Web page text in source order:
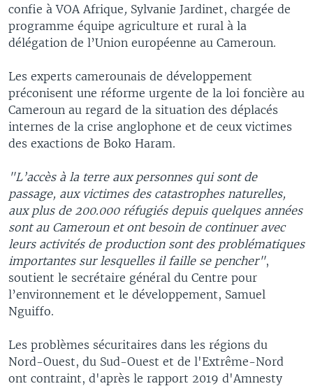
confie à VOA Afrique, Sylvanie Jardinet, chargée de
programme équipe agriculture et rural à la
délégation de l’Union européenne au Cameroun.​
Les experts camerounais de développement
préconisent une réforme urgente de la loi foncière au
Cameroun au regard de la situation des déplacés
internes de la crise anglophone et de ceux victimes
des exactions de Boko Haram.
"L’accès à la terre aux personnes qui sont de
passage, aux victimes des catastrophes naturelles,
aux plus de 200.000 réfugiés depuis quelques années
sont au Cameroun et ont besoin de continuer avec
leurs activités de production sont des problématiques
importantes sur lesquelles il faille se pencher",
soutient le secrétaire général du Centre pour
l’environnement et le développement, Samuel
Nguiffo.
Les problèmes sécuritaires dans les régions du
Nord-Ouest, du Sud-Ouest et de l'Extrême-Nord
ont contraint, d'après le rapport 2019 d'Amnesty